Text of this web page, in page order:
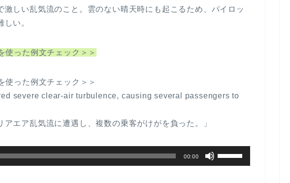
激しい乱気流のこと。雲のない晴天時にも起こるため、パイロッ
しい。
った例文チェック＞＞
った例文チェック＞＞
severe clear-air turbulence, causing several passengers to
アエア乱気流に遭遇し、複数の乗客がけがを負った。」
00:00
ボ
リ